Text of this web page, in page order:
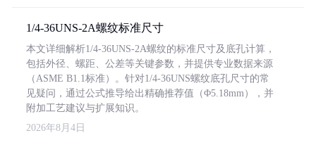
1/4-36UNS-2A螺纹标准尺寸
本文详细解析1/4-36UNS-2A螺纹的标准尺寸及底孔计算，
包括外径、螺距、公差等关键参数，并提供专业数据来源
（ASME B1.1标准）。针对1/4-36UNS螺纹底孔尺寸的常
见疑问，通过公式推导给出精确推荐值（Φ5.18mm），并
附加工艺建议与扩展知识。
2026年8月4日